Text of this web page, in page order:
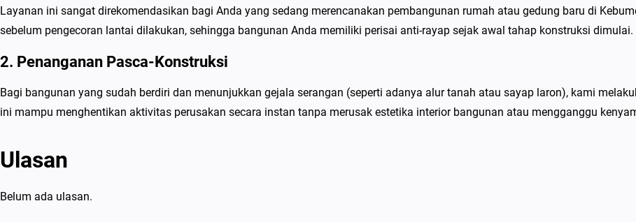
a
s
Layanan ini sangat direkomendasikan bagi Anda yang sedang merencanakan pembangunan rumah atau gedung baru di
sebelum pengecoran lantai dilakukan, sehingga bangunan Anda memiliki perisai anti-rayap sejak awal tahap konstruksi dimulai.
2. Penanganan Pasca-Konstruksi
Bagi bangunan yang sudah berdiri dan menunjukkan gejala serangan (seperti adanya alur tanah atau sayap laron), kami
ini mampu menghentikan aktivitas perusakan secara instan tanpa merusak estetika interior bangunan atau mengganggu
Ulasan
Belum ada ulasan.